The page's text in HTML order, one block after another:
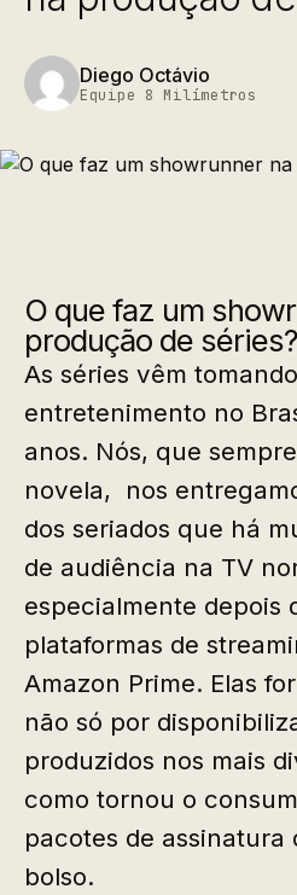
Diego Octávio
Equipe 8 Milímetros
O que faz um
produção de séries?
As séries vêm
entretenimento no
anos. Nós, que
novela, nos
dos seriados que há
de audiência na TV
especialmente depois
plataformas de
Amazon Prime. Elas
não só por
produzidos nos mais
como tornou o
pacotes de assinatura
bolso.